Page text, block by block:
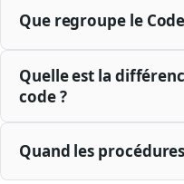
Que regroupe le
Quelle est la
code ?
Quand les